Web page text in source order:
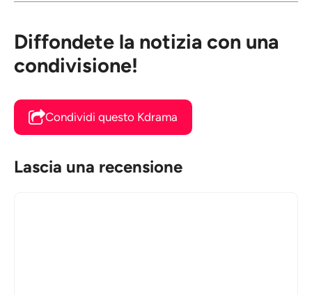
Diffondete la notizia con una
condivisione!
Condividi questo Kdrama
Lascia una recensione